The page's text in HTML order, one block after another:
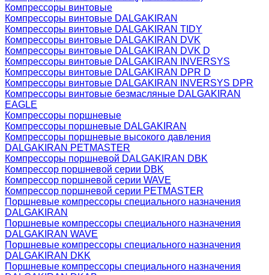
Компрессоры винтовые
Компрессоры винтовые DALGAKIRAN
Компрессоры винтовые DALGAKIRAN TIDY
Компрессоры винтовые DALGAKIRAN DVK
Компрессоры винтовые DALGAKIRAN DVK D
Компрессоры винтовые DALGAKIRAN INVERSYS
Компрессоры винтовые DALGAKIRAN DPR D
Компрессоры винтовые DALGAKIRAN INVERSYS DPR
Компрессоры винтовые безмасляные DALGAKIRAN
EAGLE
Компрессоры поршневые
Компрессоры поршневые DALGAKIRAN
Компрессоры поршневые высокого давления
DALGAKIRAN PETMASTER
Компрессоры поршневой DALGAKIRAN DBK
Компрессор поршневой серии DBK
Компрессор поршневой серии WAVE
Компрессор поршневой серии PETMASTER
Поршневые компрессоры специального назначения
DALGAKIRAN
Поршневые компрессоры специального назначения
DALGAKIRAN WAVE
Поршневые компрессоры специального назначения
DALGAKIRAN DKK
Поршневые компрессоры специального назначения